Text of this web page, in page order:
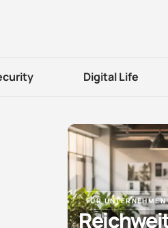
Digital Life
FÜR UNTERNEHMEN